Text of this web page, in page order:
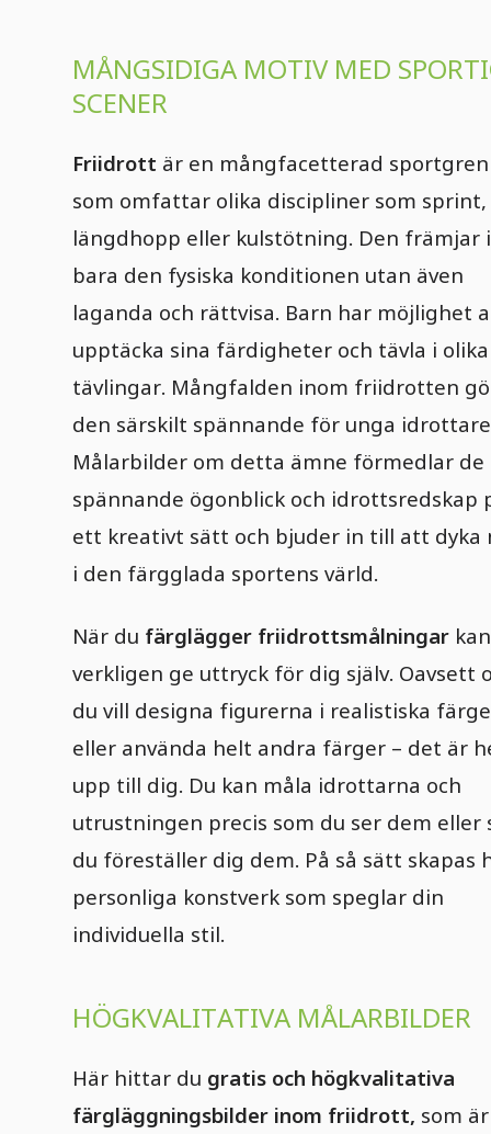
MÅNGSIDIGA MOTIV MED
SCENER
Friidrott är en mångfacetterad sportgren
som omfattar olika discipliner som sprint,
längdhopp eller kulstötning. Den främjar
bara den fysiska konditionen utan även
laganda och rättvisa. Barn har möjlighet
upptäcka sina färdigheter och tävla i olika
tävlingar. Mångfalden inom friidrotten
den särskilt spännande för unga
Målarbilder om detta ämne förmedlar de
spännande ögonblick och idrottsredskap
ett kreativt sätt och bjuder in till att dyka
i den färgglada sportens värld.
När du färglägger friidrottsmålningar
verkligen ge uttryck för dig själv. Oavsett
du vill designa figurerna i realistiska
eller använda helt andra färger – det är
upp till dig. Du kan måla idrottarna och
utrustningen precis som du ser dem eller
du föreställer dig dem. På så sätt skapas
personliga konstverk som speglar din
individuella stil.
HÖGKVALITATIVA MÅLARBILDER
Här hittar du gratis och högkvalitativa
färgläggningsbilder inom friidrott, som är